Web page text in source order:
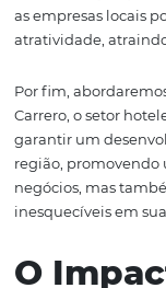
hoteleiro de
potencializar
Além de
para a
tornando as
quanto no
apenas para
as empresas